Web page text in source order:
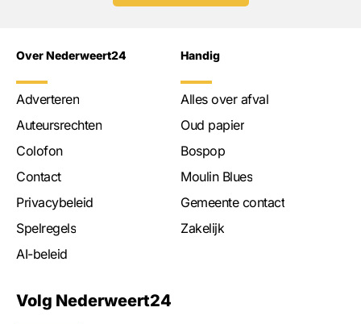
Over Nederweert24
Adverteren
Auteursrechten
Colofon
Contact
Privacybeleid
Spelregels
AI-beleid
Handig
Alles over afval
Oud papier
Bospop
Moulin Blues
Gemeente contact
Zakelijk
Volg Nederweert24